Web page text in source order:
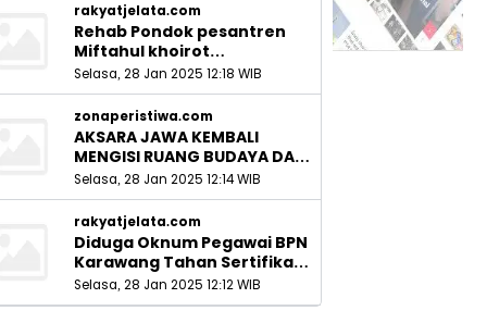
rakyatjelata.com
Rehab Pondok pesantren
Miftahul khoirot
Meninggalkan Hutang Ke
Material, Mantan Kadis PUPR
Harus Bertanggung Jawab
Selasa, 28 Jan 2025 12:18 WIB
zonaperistiwa.com
AKSARA JAWA KEMBALI
MENGISI RUANG BUDAYA DAN
SITUS LELUHUR NUSANTARA
Selasa, 28 Jan 2025 12:14 WIB
rakyatjelata.com
Diduga Oknum Pegawai BPN
Karawang Tahan Sertifikat
Pemohon PTSL
Selasa, 28 Jan 2025 12:12 WIB